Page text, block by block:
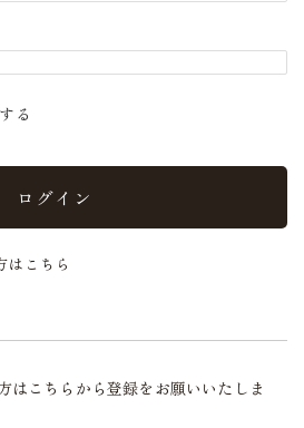
る
ログイン
こちら
はこちらから登録をお願いいたしま